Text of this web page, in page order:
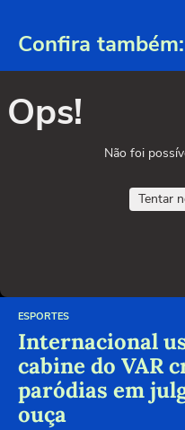
Confira também:
Ops!
Não foi
Tentar
ESPORTES
Internacional
cabine do VAR
paródias em
ouça